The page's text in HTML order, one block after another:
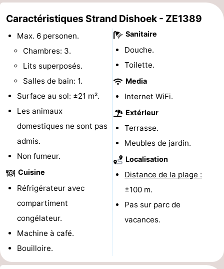
et
manger
Événements
Conduite
de
l'anneau
Pratiques
Forum
Route
Stationnement
Adresses
Médicales
Région
Schouwen-
Duiveland
-
Caractéristiques Strand Dishoek - ZE1389
Max. 6 personen.
Chambres: 3.
Lits superposés.
Salles de bain: 1.
Surface au sol: ±21 m².
Les animaux
domestiques ne sont pas
admis.
Non fumeur.
Cuisine
Réfrigérateur avec
compartiment
congélateur.
Machine à café.
Bouilloire.
Sanitaire
Douche.
Toilette.
Media
Internet WiFi.
Extérieur
Terrasse.
Meubles de jardin.
Localisation
Distance de la plage :
±100 m.
Pas sur parc de
vacances.